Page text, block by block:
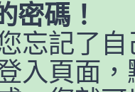
密碼！
忘記了
入頁面